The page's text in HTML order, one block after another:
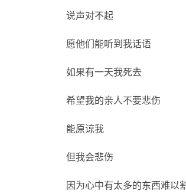
说声对不起
愿他们能听到我话语
如果有一天我死去
希望我的亲人不要悲伤
能原谅我
但我会悲伤
因为心中有太多的东西难以